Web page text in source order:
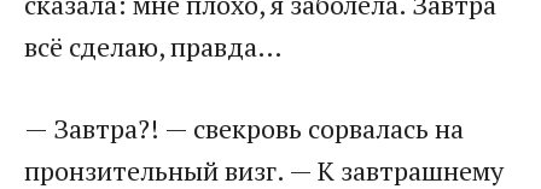
всё сделаю, правда…
— Завтра?! — свекровь сорвалась на
пронзительный визг. — К завтрашнему